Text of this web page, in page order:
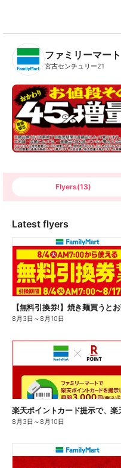
B
n
T
ファミリーマート
宮古センチュリー21
Flyers(13)
Latest flyers
8月3日 ～8月10日
8月3日 ～8月10日